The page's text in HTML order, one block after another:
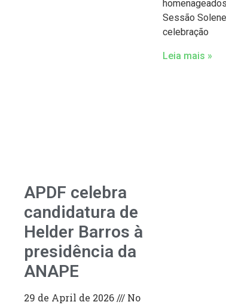
Sessão
celebração
Leia mais »
APDF celebra
candidatura de
Helder Barros à
presidência da
ANAPE
29 de April de 2026
No